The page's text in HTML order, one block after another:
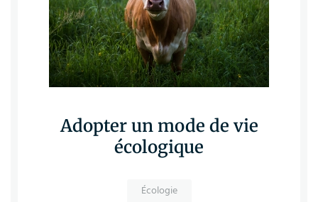
Adopter un mode de vie
écologique
Écologie